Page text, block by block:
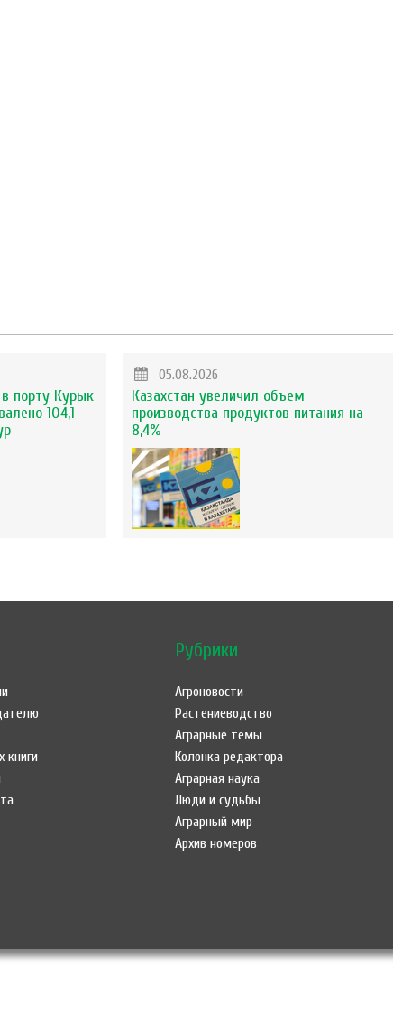
порту Курык
104,1
05.08.2026
Казахстан увеличил объем
производства продуктов питания на
8,4%
книги
Рубрики
Агроновости
Растениеводство
Аграрные темы
Колонка редактора
Аграрная наука
Люди и судьбы
Аграрный мир
Архив номеров